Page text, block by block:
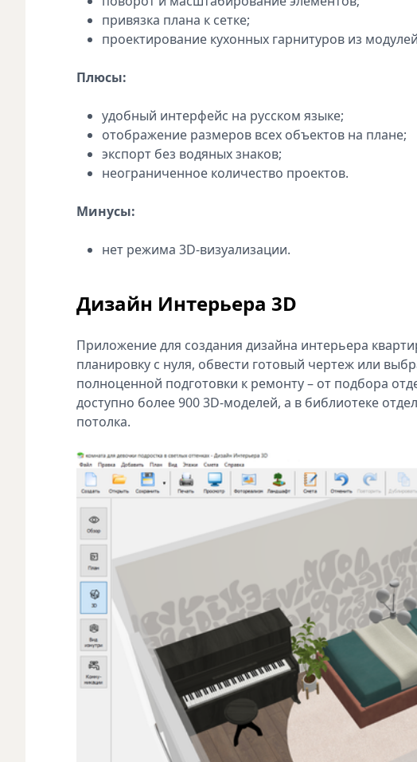
привязка плана к сетке;
проектирование кухонных гарнитуров из
Плюсы:
удобный интерфейс на русском языке;
отображение размеров всех объектов на плане;
экспорт без водяных знаков;
неограниченное количество проектов.
Минусы:
нет режима 3D-визуализации.
Дизайн Интерьера 3D
Приложение для создания дизайна интерьера
планировку с нуля, обвести готовый чертеж или
полноценной подготовки к ремонту – от подбора
доступно более 900 3D-моделей, а в библиотеке
потолка.